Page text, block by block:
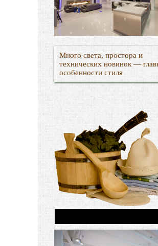
Много света, простора и
технических новинок —
особенности стиля